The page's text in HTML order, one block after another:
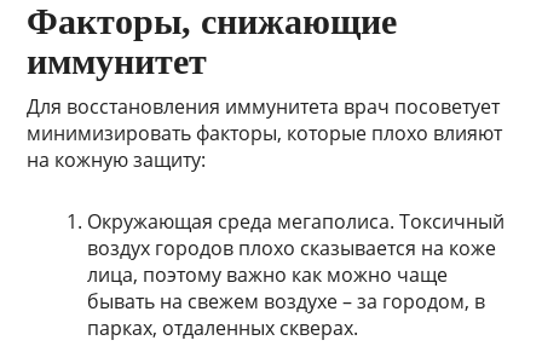
Факторы, снижающие
иммунитет
Для восстановления иммунитета врач посоветует
минимизировать факторы, которые плохо влияют
на кожную защиту:
Окружающая среда мегаполиса. Токсичный
воздух городов плохо сказывается на коже
лица, поэтому важно как можно чаще
бывать на свежем воздухе – за городом, в
парках, отдаленных скверах.